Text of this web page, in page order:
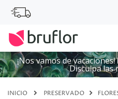
¡Nos vamos de vacaciones!
Disculpa las
INICIO PRESERVADO